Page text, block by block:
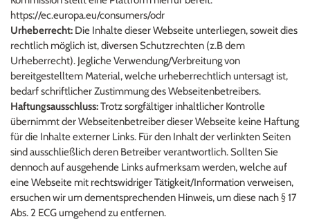
https://ec.europa.eu/consumers/odr
Urheberrecht: Die Inhalte dieser Webseite unterliegen, soweit dies
rechtlich möglich ist, diversen Schutzrechten (z.B dem
Urheberrecht). Jegliche Verwendung/Verbreitung von
bereitgestelltem Material, welche urheberrechtlich untersagt ist,
bedarf schriftlicher Zustimmung des Webseitenbetreibers.
Haftungsausschluss: Trotz sorgfältiger inhaltlicher Kontrolle
übernimmt der Webseitenbetreiber dieser Webseite keine Haftung
für die Inhalte externer Links. Für den Inhalt der verlinkten Seiten
sind ausschließlich deren Betreiber verantwortlich. Sollten Sie
dennoch auf ausgehende Links aufmerksam werden, welche auf
eine Webseite mit rechtswidriger Tätigkeit/Information verweisen,
ersuchen wir um dementsprechenden Hinweis, um diese nach § 17
Abs. 2 ECG umgehend zu entfernen.